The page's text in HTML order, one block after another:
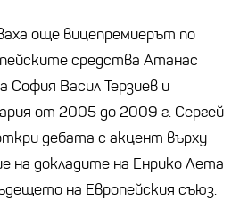
още вицепремиерът по
средства Атанас
София Васил Терзиев и
от 2005 до 2009 г. Сергей
дебата с акцент върху
на докладите на Енрико Лета
на Европейския съюз.